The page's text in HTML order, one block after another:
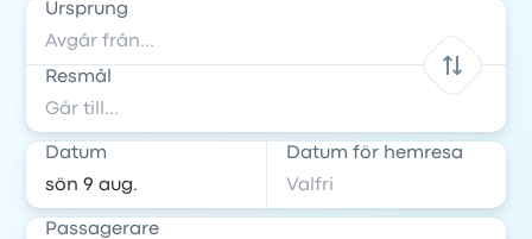
Ursprung
Resmål
Datum Datum för hemresa
Passagerare